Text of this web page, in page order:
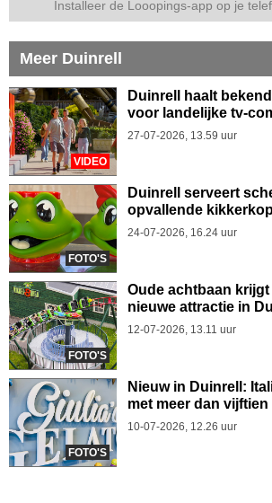
Installeer de Looopings-app op je
Meer Duinrell
VIDEO
Duinrell haalt
voor landelijke tv-
27-07-2026, 13.59 uur
FOTO'S
Duinrell serveert
opvallende
24-07-2026, 16.24 uur
FOTO'S
Oude achtbaan
nieuwe attractie in
12-07-2026, 13.11 uur
FOTO'S
Nieuw in Duinrell:
met meer dan
10-07-2026, 12.26 uur